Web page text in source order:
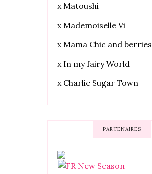
xMatoushi
x Mademoiselle Vi
xMama Chic and berries
x In my fairy World
x Charlie Sugar Town
PARTENAIRES